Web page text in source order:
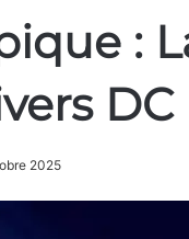
:
DC
2025